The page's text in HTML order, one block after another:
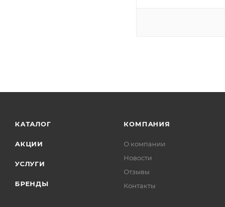
КАТАЛОГ
АКЦИИ
УСЛУГИ
БРЕНДЫ
КОМПАНИЯ
О компании
Новости
Отзывы
Контакты